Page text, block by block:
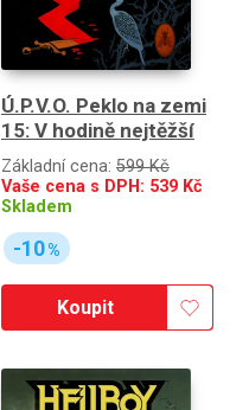
Ú.P.V.O. Peklo na zemi
15: V hodině nejtěžší
Základní cena: 599 Kč
Vaše cena s DPH: 539 Kč
Skladem
-10%
Koupit